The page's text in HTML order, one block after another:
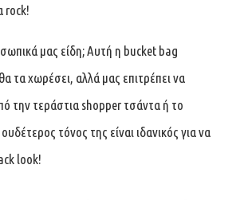
rock!
μας είδη; Αυτή η bucket bag
τα χωρέσει, αλλά μας επιτρέπει να
την τεράστια shopper τσάντα ή το
τόνος της είναι ιδανικός για να
look!